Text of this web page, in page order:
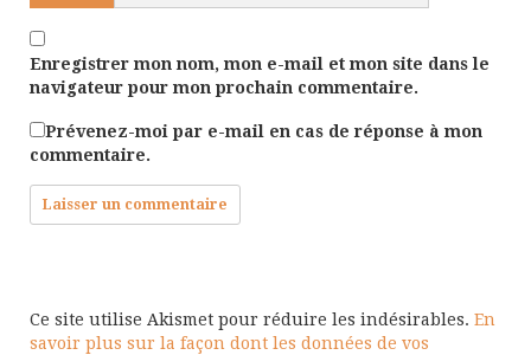
Enregistrer mon nom, mon e-mail et mon site dans le
navigateur pour mon prochain commentaire.
Prévenez-moi par e-mail en cas de réponse à mon
commentaire.
Ce site utilise Akismet pour réduire les indésirables. En
savoir plus sur la façon dont les données de vos